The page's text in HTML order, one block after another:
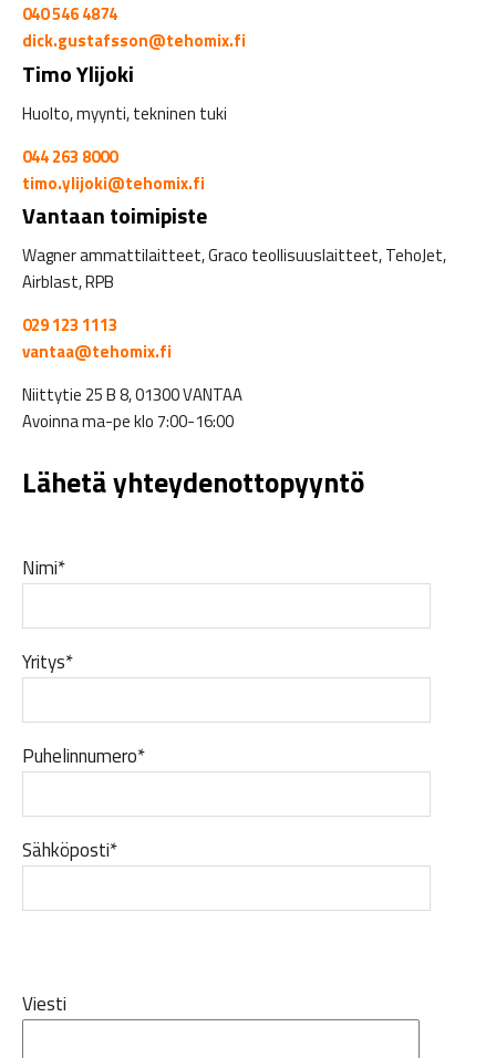
040 546 4874
dick.gustafsson@tehomix.fi
Timo Ylijoki
Huolto, myynti, tekninen tuki
044 263 8000
timo.ylijoki@tehomix.fi
Vantaan toimipiste
Wagner ammattilaitteet, Graco teollisuuslaitteet, TehoJet,
Airblast, RPB
029 123 1113
vantaa@tehomix.fi
Niittytie 25 B 8, 01300 VANTAA
Avoinna ma-pe klo 7:00-16:00
Lähetä yhteydenottopyyntö
Nimi*
Yritys*
Puhelinnumero*
Sähköposti*
Viesti